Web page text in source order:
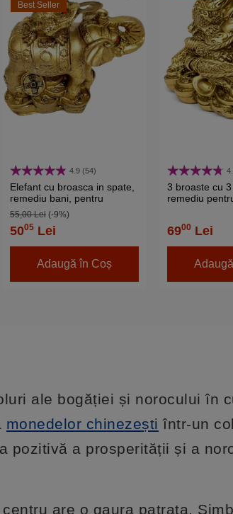
Best Seller
4.9 (54)
Elefant cu broasca in spate,
remediu bani, pentru
pierderi financiare, statueta
mare 9 cm
55,00 Lei(-9%)
5005Lei
Adaugă în Coș
3 broaste cu
remediu
6900 Lei
ale bogăției și norocului în
monedelor chinezești într-un
pozitivă a prosperității și a
are o gaura patrata.